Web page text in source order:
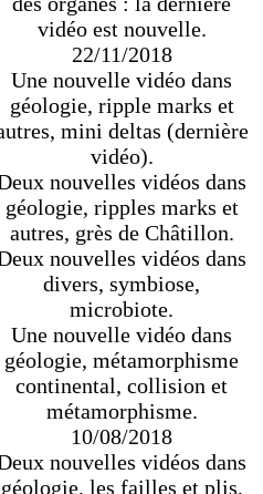
vidéo est nouvelle.
22/11/2018
Une nouvelle vidéo dans
géologie, ripple marks et
mini deltas (dernière
vidéo).
nouvelles vidéos dans
géologie, ripples marks et
autres, grès de Châtillon.
nouvelles vidéos dans
divers, symbiose,
microbiote.
Une nouvelle vidéo dans
géologie, métamorphisme
continental, collision et
métamorphisme.
10/08/2018
nouvelles vidéos dans
géologie, les failles et plis,